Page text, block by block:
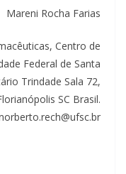
Mareni Rocha Farias
Centro de
Federal de Santa
Trindade Sala 72,
SC Brasil.